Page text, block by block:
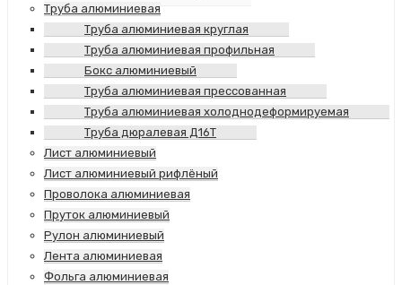
Труба алюминиевая
Труба алюминиевая круглая
Труба алюминиевая профильная
Бокс алюминиевый
Труба алюминиевая прессованная
Труба алюминиевая холоднодеформируемая
Труба дюралевая Д16Т
Лист алюминиевый
Лист алюминиевый рифлёный
Проволока алюминиевая
Пруток алюминиевый
Рулон алюминиевый
Лента алюминиевая
Фольга алюминиевая